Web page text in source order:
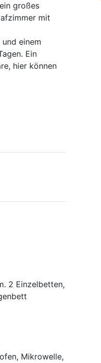
großes
mit
einem
Ein
hier können
2 Einzelbetten,
Mikrowelle,